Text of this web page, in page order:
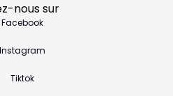
nous sur
Facebook
Instagram
Tiktok